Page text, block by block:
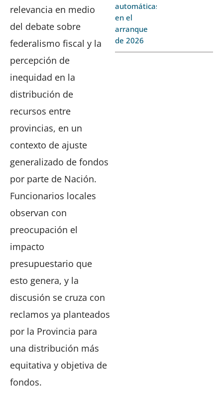
relevancia en medio
del debate sobre
federalismo fiscal y la
percepción de
inequidad en la
distribución de
recursos entre
provincias, en un
contexto de ajuste
generalizado de fondos
por parte de Nación.
Funcionarios locales
observan con
preocupación el
impacto
presupuestario que
esto genera, y la
discusión se cruza con
reclamos ya planteados
por la Provincia para
una distribución más
equitativa y objetiva de
fondos.
automáticas
en el
arranque
de 2026